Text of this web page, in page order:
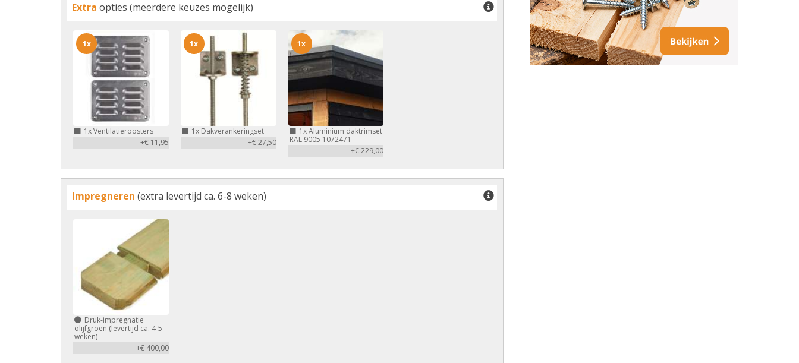
Extra opties (meerdere keuzes mogelijk)
1xVentilatieroosters
+€ 11,95
1x
1xDakverankeringset
+€ 27,50
1x
1xAluminium daktrimset
RAL 9005 1072471
+€ 229,00
1x
Impregneren (extra levertijd ca. 6-8 weken)
Druk-impregnatie
olijfgroen (levertijd ca. 4-5
weken)
+€ 400,00